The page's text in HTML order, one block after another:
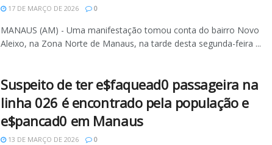
17 DE MARÇO DE 2026 0
MANAUS (AM) - Uma manifestação tomou conta do bairro Novo
Aleixo, na Zona Norte de Manaus, na tarde desta segunda-feira ...
Suspeito de ter e$faquead0 passageira na
linha 026 é encontrado pela população e
e$pancad0 em Manaus
13 DE MARÇO DE 2026 0